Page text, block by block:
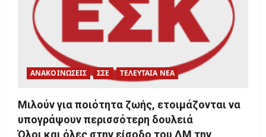
ΑΝΑΚΟΙΝΩΣΕΙΣ ΣΣΕ ΤΕΛΕΥΤΑΙΑ ΝΕΑ
Μιλούν για ποιότητα ζωής, ετοιμάζονται να
υπογράψουν περισσότερη δουλειά
Όλοι και όλες στην είσοδο του ΔΜ την